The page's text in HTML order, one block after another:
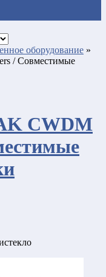
оборудование »
/ Совместимые
CWDM